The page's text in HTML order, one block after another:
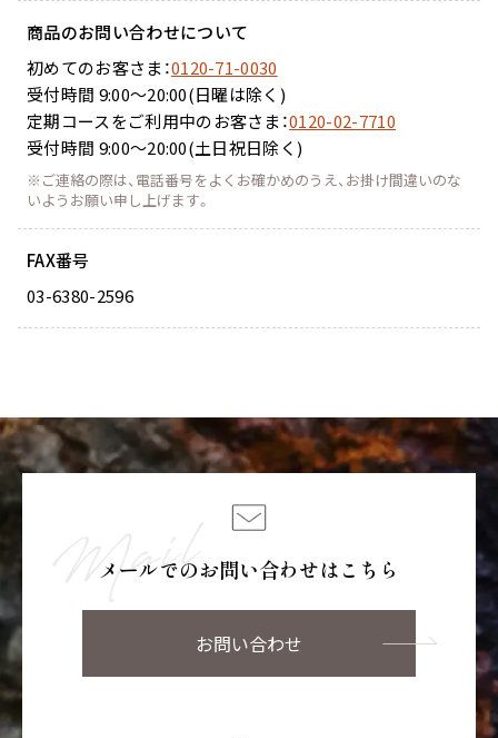
商品のお問い合わせについて
初めてのお客さま：0120-71-0030
受付時間 9:00～20:00(日曜は除く)
定期コースをご利用中のお客さま：0120-02-7710
受付時間 9:00～20:00(土日祝日除く)
※ご連絡の際は、電話番号をよくお確かめのうえ、お掛け間違いのな
いようお願い申し上げます。
FAX番号
03-6380-2596
メールでのお問い合わせはこちら
お問い合わせ